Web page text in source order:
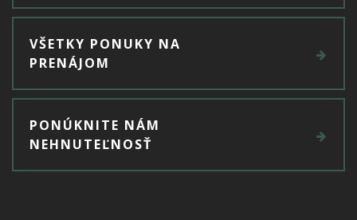
VŠETKY PONUKY NA
PRENÁJOM
PONÚKNITE NÁM
NEHNUTEĽNOSŤ